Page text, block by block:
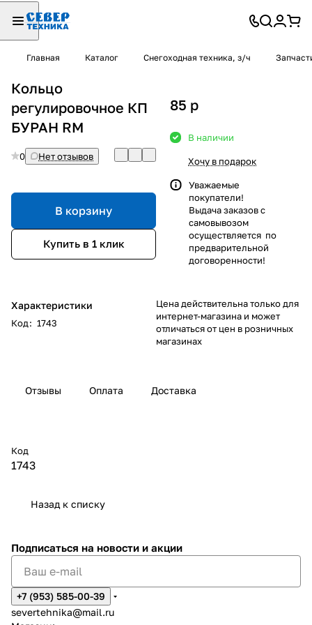
Главная Каталог Снегоходная техника, з/ч
Кольцо
регулировочное КП
БУРАН RM
0 Нет отзывов
В корзину
Купить в 1 клик
Характеристики
Код: 1743
85 p
В наличии
Хочу в подарок
Уважаемые
покупатели!
Выдача заказов с
самовывозом
осуществляется по
предварительной
договоренности!
Цена действительна только для
интернет-магазина и может
отличаться от цен в розничных
магазинах
Отзывы Оплата Доставка
Код
1743
Назад к списку
Подписаться на новости и акции
+7 (953) 585-00-39
severtehnika@mail.ru